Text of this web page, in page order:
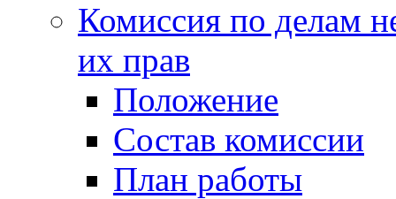
Комиссия по делам
их прав
Положение
Состав комиссии
План работы